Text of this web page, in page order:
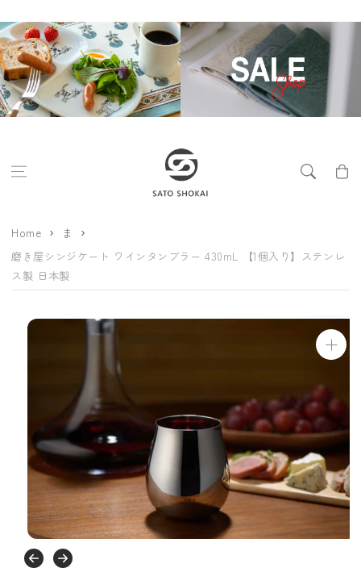
む
ー
Home
ま
磨き屋シンジケート ワインタンブラー 430mL 【1個入り】ステンレ
ス製 日本製
商品情報にスキ
ー